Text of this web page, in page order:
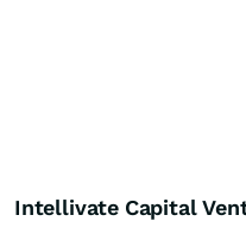
Intellivate Capital